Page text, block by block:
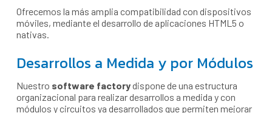
Ofrecemos la más amplia compatibilidad con dispositivos
móviles, mediante el desarrollo de aplicaciones HTML5 o
nativas.
Desarrollos a Medida y por Módulos
Nuestro software factorydispone de una estructura
organizacional para realizar desarrollos a medida y con
módulos y circuitos ya desarrollados que permiten mejorar